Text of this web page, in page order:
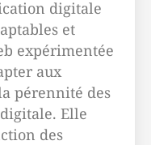
digitale
et
expérimentée
aux
pérennité des
Elle
des